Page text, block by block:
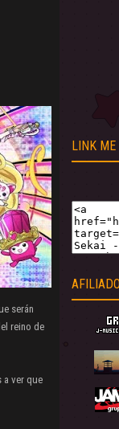
serán
reino de
a ver que
LINK ME